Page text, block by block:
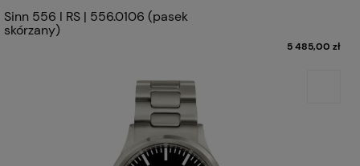
Sinn 556 I RS | 556.0106 (pasek
skórzany)
5 485,00 zł